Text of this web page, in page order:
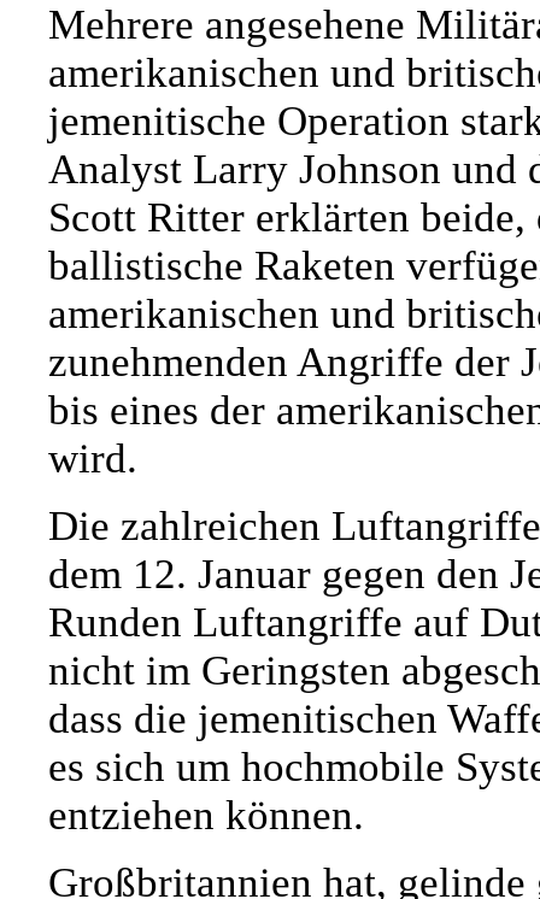
Mehrere angesehene
amerikanischen und
jemenitische Operation
Analyst Larry Johnson und
Scott Ritter erklärten beide,
ballistische Raketen
amerikanischen und
zunehmenden Angriffe der
bis eines der
wird.
Die zahlreichen
dem 12. Januar gegen den
Runden Luftangriffe auf
nicht im Geringsten
dass die jemenitischen
es sich um hochmobile
entziehen können.
Großbritannien hat, gelinde